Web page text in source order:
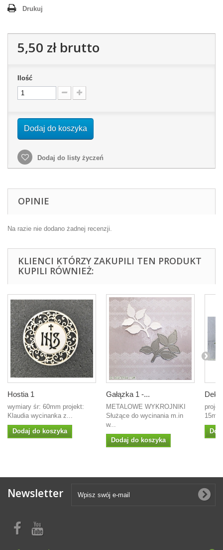
Drukuj
5,50 złbrutto
Ilość
Dodaj do koszyka
Dodaj do listy życzeń
OPINIE
Na razie nie dodano żadnej recenzji.
KLIENCI KTÓRZY ZAKUPILI TEN PRODUKT
KUPILI RÓWNIEŻ:
Hostia 1
wymiary śr: 60mm projekt:
Klaudia wycinanka z...
Dodaj do koszyka
Gałązka 1 -...
METALOWE WYKROJNIKI
Służące do wycinania m.in
w...
Dodaj do koszyka
15mm
Newsletter